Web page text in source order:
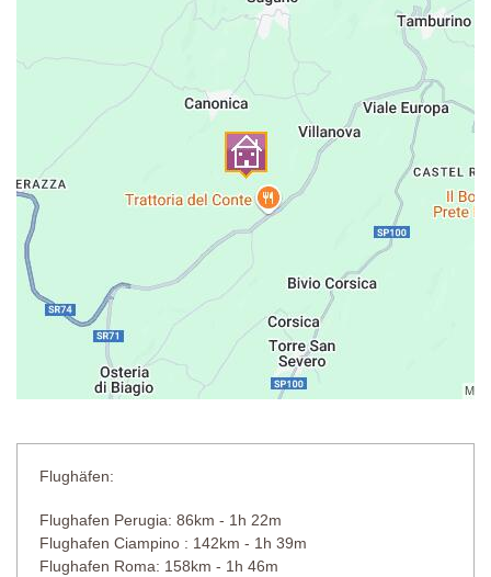
Voll ausgestattet, Esstisch, Stühle, Sofa, Sessel, Couchtisch, Tür
Doppelbett (kann nicht in ein Zweibett-Zimmer umgewandelt
werden), Nachttische, Smart-TV, Kleiderschrank.
Badezimmer
Dusche, Doppelwaschbecken, Bidet, WC.
Schlafzimmer 6
Zwei Einzelbetten (welche auf Anfrage in ein Doppelbett
umgestellt werden können), Smart-TV, Nachttische,
Kleiderschrank.
Privatpool
Länge: 8.5 Meter
Breite: 3.5 Meter
Zugang: Metallleiter
Umzäunung: nein
Ausstattung: Sonnenliegen und -schirme
Reinigung: Chlor
Entfernung von der Unterkunft: 5 Meter
Flughäfen:
Flughafen Perugia: 86km - 1h 22m
Flughafen Ciampino : 142km - 1h 39m
Flughafen Roma: 158km - 1h 46m